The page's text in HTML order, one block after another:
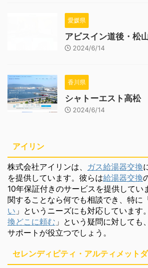
愛媛県
アビスイン道後・松
2024/6/14
香川県
シャトーエスト高松
2024/6/14
アイリン
株式会社アイリンは、 ガス給湯器交換
を提供しています。彼らは給湯器交換
10年保証付きのサービスを提供してい
関することなら何でも相談でき、特に
い 」というニーズにも対応しています
換どこに頼む 」という疑問に対しても
サポートが役立つでしょう。
セレンディピティ・アルティメット